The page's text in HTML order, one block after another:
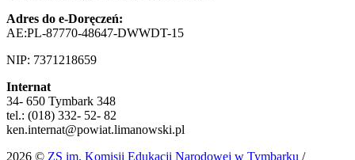
Adres do e-Doręczeń:
AE:PL-87770-48647-DWWDT-15
NIP: 7371218659
Internat
34- 650 Tymbark 348
tel.: (018) 332- 52- 82
ken.internat@powiat.limanowski.pl
2026 © ZS im. Komisji Edukacji Narodowej w Tymbarku /